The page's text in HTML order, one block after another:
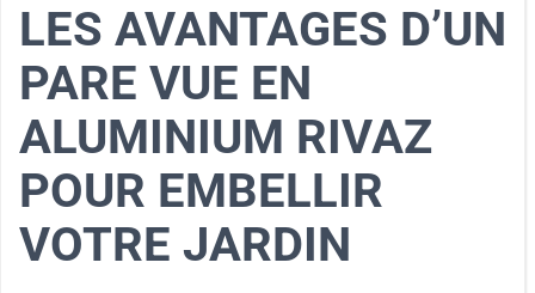
LES AVANTAGES D’UN
PARE VUE EN
ALUMINIUM RIVAZ
POUR EMBELLIR
VOTRE JARDIN